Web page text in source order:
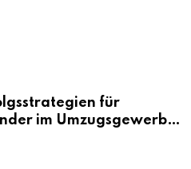
für
im Umzugsgewerbe